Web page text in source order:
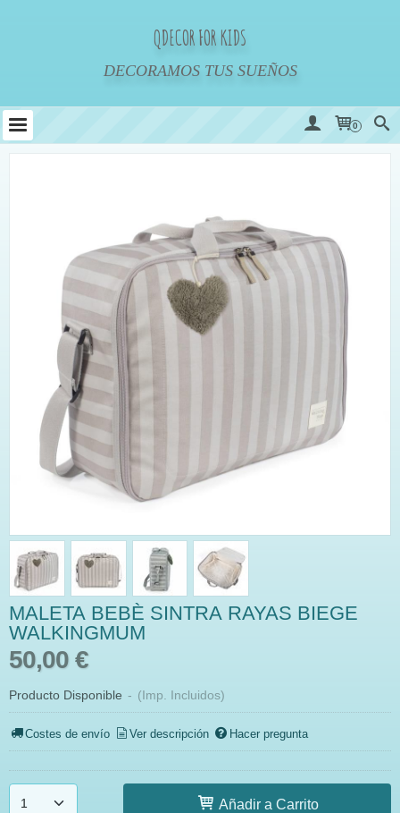
QDECOR FOR KIDS
DECORAMOS TUS SUEÑOS
0
MALETA BEBÈ SINTRA RAYAS BIEGE
WALKINGMUM
50,00 €
Producto Disponible - (Imp. Incluidos)
Costes de envío Ver descripción Hacer pregunta
Añadir a Carrito